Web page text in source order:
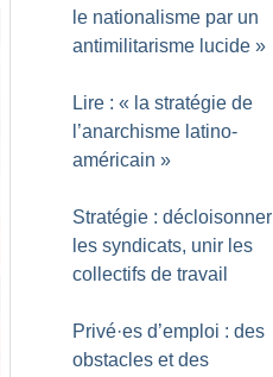
le nationalisme par un
antimilitarisme lucide »
Lire : « la stratégie de
l’anarchisme latino-
américain »
Stratégie : décloisonner
les syndicats, unir les
collectifs de travail
Privé·es d’emploi : des
obstacles et des